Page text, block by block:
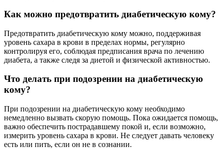
Как можно предотвратить диабетическую кому?
Предотвратить диабетическую кому можно, поддерживая
уровень сахара в крови в пределах нормы, регулярно
контролируя его, соблюдая предписания врача по лечению
диабета, а также следя за диетой и физической активностью.
Что делать при подозрении на диабетическую
кому?
При подозрении на диабетическую кому необходимо
немедленно вызвать скорую помощь. Пока ожидается помощь,
важно обеспечить пострадавшему покой и, если возможно,
измерить уровень сахара в крови. Не следует давать человеку
есть или пить, если он не в сознании.